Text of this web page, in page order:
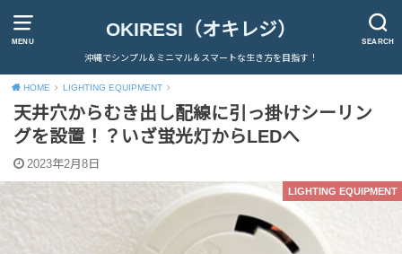
MENU SEARCH
OKIRESI（オキレジ）
沖縄でシンプル＆ミニマル＆スマートな生き方を目指す！
HOME LIGHTING EQUIPMENT
天井穴からむき出し配線に引っ掛けシーリン
グを設置！？いざ蛍光灯からLEDへ
2023年2月8日
LIGHTING EQUIPMENT